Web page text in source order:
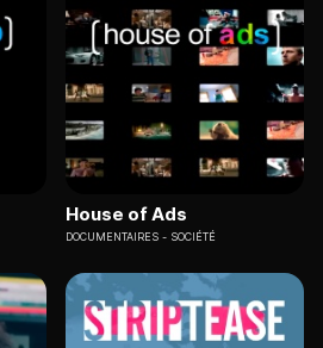
House of Ads
DOCUMENTAIRES SOCIÉTÉ